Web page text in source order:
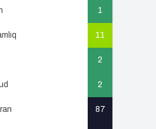
1
11
2
2
87